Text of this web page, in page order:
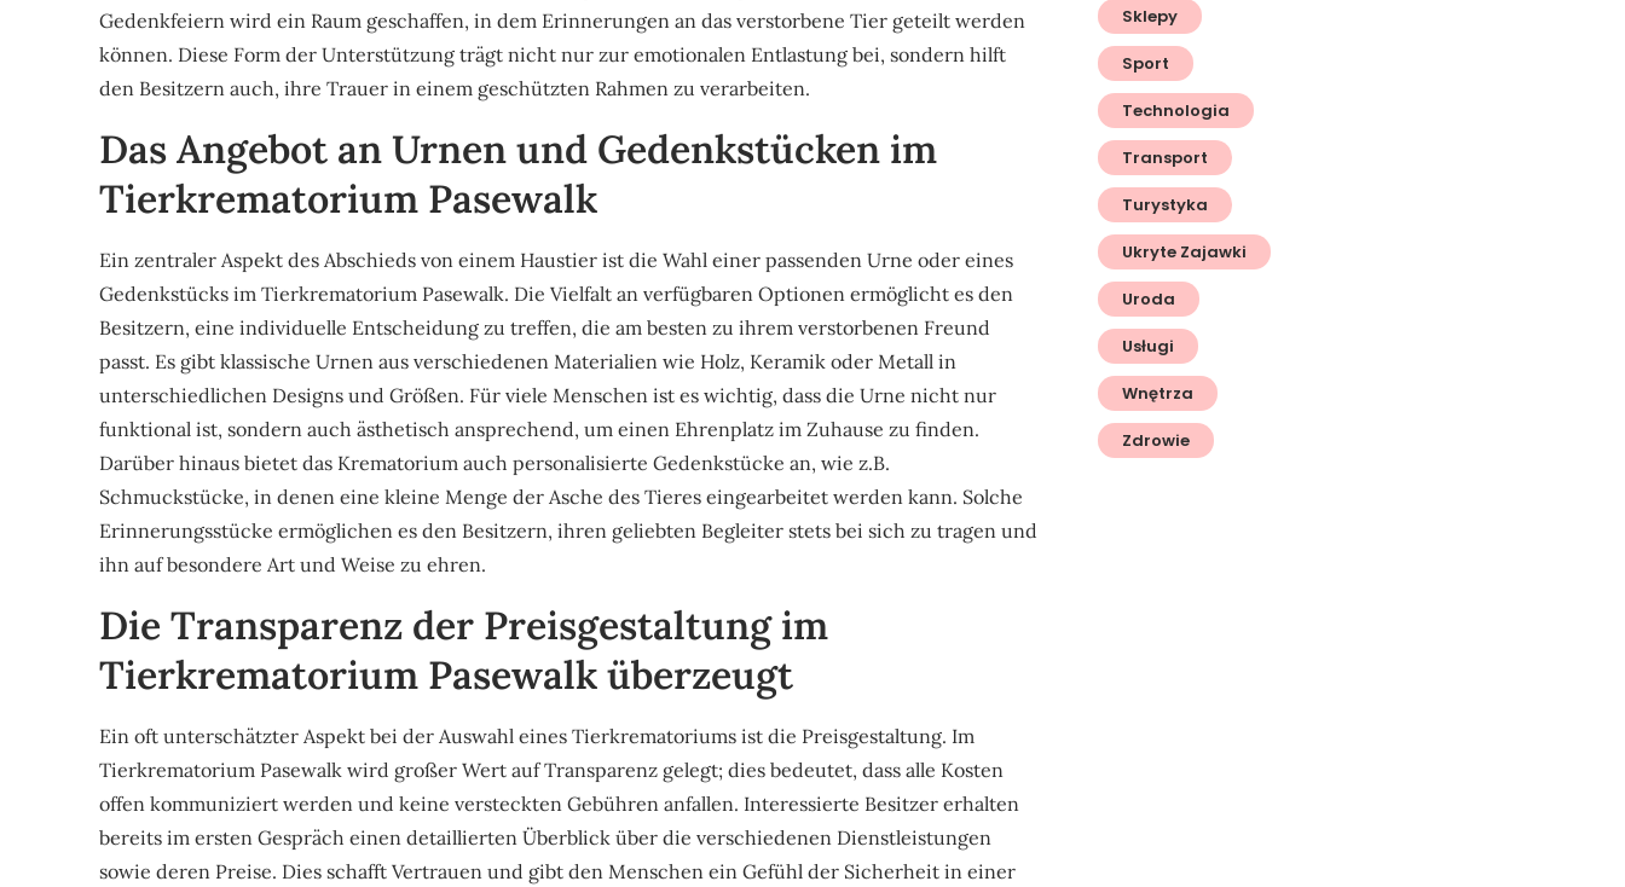
Gedenkfeiern wird ein Raum geschaffen, in dem Erinnerungen an das verstorbene Tier geteilt werden
können. Diese Form der Unterstützung trägt nicht nur zur emotionalen Entlastung bei, sondern hilft
den Besitzern auch, ihre Trauer in einem geschützten Rahmen zu verarbeiten.
Das Angebot an Urnen und Gedenkstücken im
Tierkrematorium Pasewalk
Ein zentraler Aspekt des Abschieds von einem Haustier ist die Wahl einer passenden Urne oder eines
Gedenkstücks im Tierkrematorium Pasewalk. Die Vielfalt an verfügbaren Optionen ermöglicht es den
Besitzern, eine individuelle Entscheidung zu treffen, die am besten zu ihrem verstorbenen Freund
passt. Es gibt klassische Urnen aus verschiedenen Materialien wie Holz, Keramik oder Metall in
unterschiedlichen Designs und Größen. Für viele Menschen ist es wichtig, dass die Urne nicht nur
funktional ist, sondern auch ästhetisch ansprechend, um einen Ehrenplatz im Zuhause zu finden.
Darüber hinaus bietet das Krematorium auch personalisierte Gedenkstücke an, wie z.B.
Schmuckstücke, in denen eine kleine Menge der Asche des Tieres eingearbeitet werden kann. Solche
Erinnerungsstücke ermöglichen es den Besitzern, ihren geliebten Begleiter stets bei sich zu tragen und
ihn auf besondere Art und Weise zu ehren.
Die Transparenz der Preisgestaltung im
Tierkrematorium Pasewalk überzeugt
Ein oft unterschätzter Aspekt bei der Auswahl eines Tierkrematoriums ist die Preisgestaltung. Im
Tierkrematorium Pasewalk wird großer Wert auf Transparenz gelegt; dies bedeutet, dass alle Kosten
offen kommuniziert werden und keine versteckten Gebühren anfallen. Interessierte Besitzer erhalten
bereits im ersten Gespräch einen detaillierten Überblick über die verschiedenen Dienstleistungen
sowie deren Preise. Dies schafft Vertrauen und gibt den Menschen ein Gefühl der Sicherheit in einer
Sklepy
Sport
Technologia
Transport
Turystyka
Ukryte Zajawki
Uroda
Usługi
Wnętrza
Zdrowie